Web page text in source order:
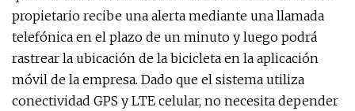
propietario recibe una alerta mediante una llamada
telefónica en el plazo de un minuto y luego podrá
rastrear la ubicación de la bicicleta en la aplicación
móvil de la empresa. Dado que el sistema utiliza
conectividad GPS y LTE celular, no necesita depender